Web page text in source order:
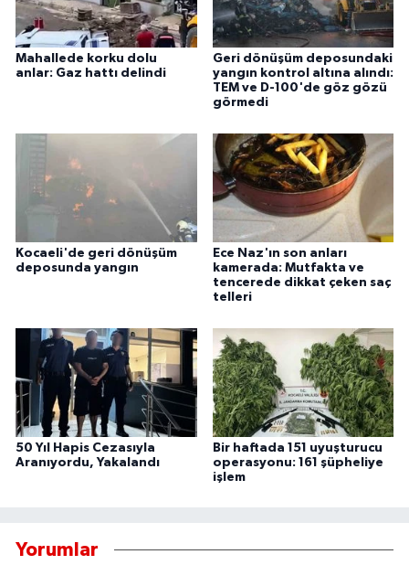
Mahallede korku dolu
anlar: Gaz hattı delindi
Geri dönüşüm deposundaki
yangın kontrol altına alındı:
TEM ve D-100'de göz gözü
görmedi
Kocaeli'de geri dönüşüm
deposunda yangın
Ece Naz'ın son anları
kamerada: Mutfakta ve
tencerede dikkat çeken saç
telleri
50 Yıl Hapis Cezasıyla
Aranıyordu, Yakalandı
Bir haftada 151 uyuşturucu
operasyonu: 161 şüpheliye
işlem
Yorumlar